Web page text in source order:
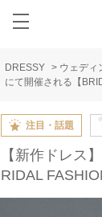
DRESSY > ウェディ
にて開催される【
注目・話題
【新作ドレス
RIDAL